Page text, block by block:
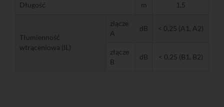
Długość m 1,5
Tłumienność
wtrąceniowa (IL)
zlącze
A
dB < 0,25 (A1, A2)
złącze
B
dB < 0,25 (B1, B2)